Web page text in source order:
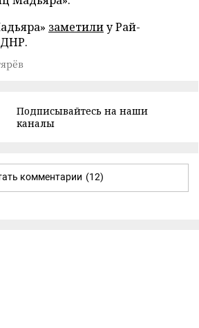
заметилиу Рай-
Подписывайтесь на наши
каналы
комментарии (12)